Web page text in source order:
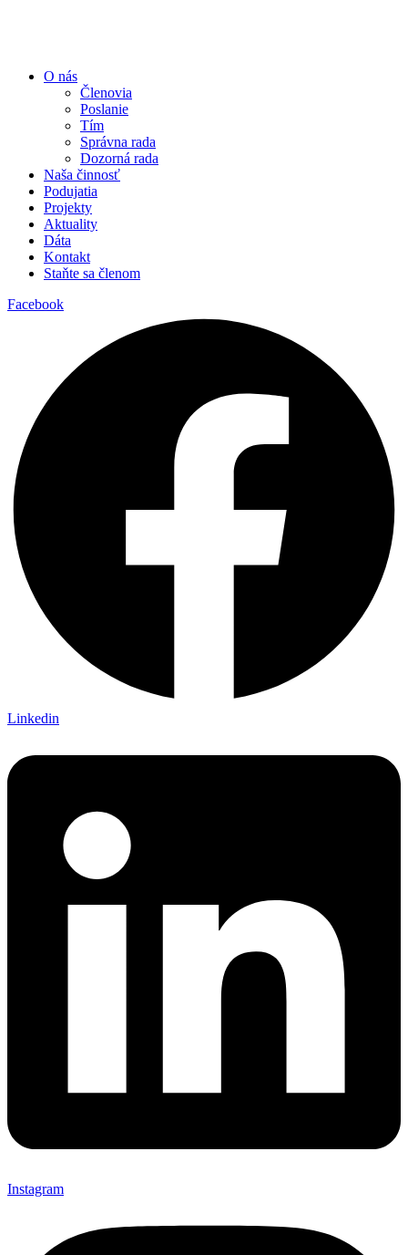
O nás
Členovia
Poslanie
Tím
Správna rada
Dozorná rada
Naša činnosť
Podujatia
Projekty
Aktuality
Dáta
Kontakt
Staňte sa členom
Facebook
Linkedin
Instagram